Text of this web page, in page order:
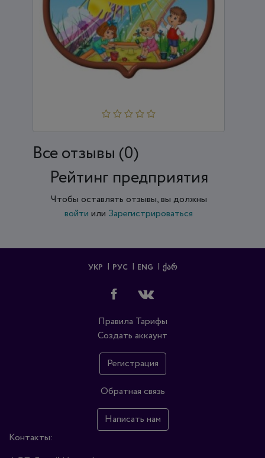
ДЕТСКИЙ САД "СОЛНЫШКО"
Все отзывы (0)
Рейтинг предприятия
Чтобы оставлять отзывы, вы должны
войти или Зарегистрироваться
УКР РУС ENG ᲥᲐᲠ
Правила Тарифы
Создать аккаунт
Регистрация
Обратная связь
Написать нам
Контакты: